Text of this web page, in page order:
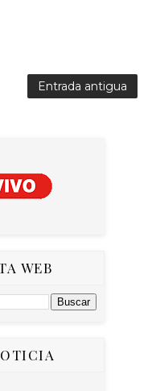
Entrada antigua
WEB